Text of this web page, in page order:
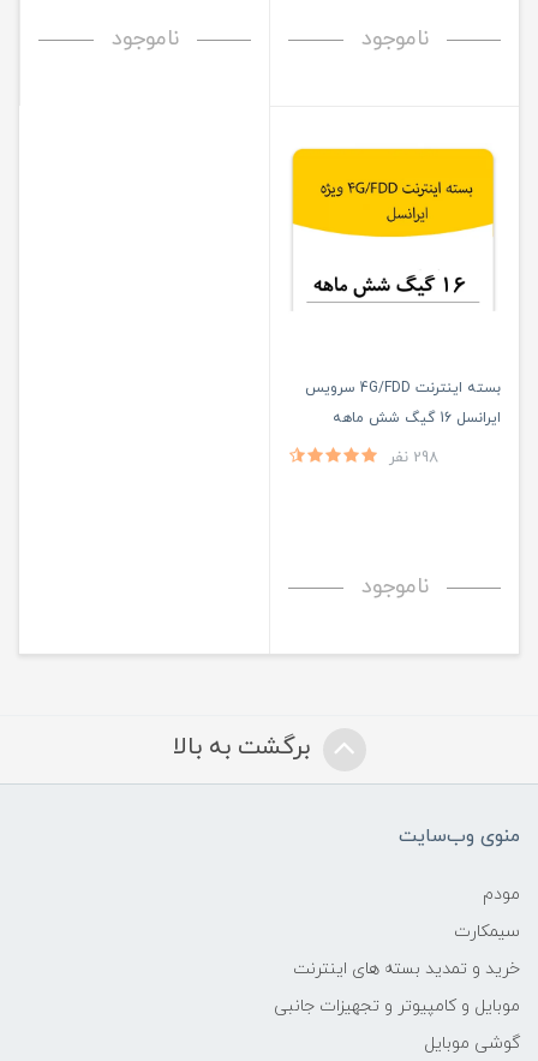
ناموجود ناموجود
بسته اینترنت 4G/FDD سرویس
ایرانسل 16 گیگ شش ماهه
298 نفر
ناموجود
برگشت به بالا
منوی وب‌سایت
مودم
سیمکارت
خرید و تمدید بسته های اینترنت
موبایل و کامپیوتر و تجهیزات جانبی
گوشی موبایل